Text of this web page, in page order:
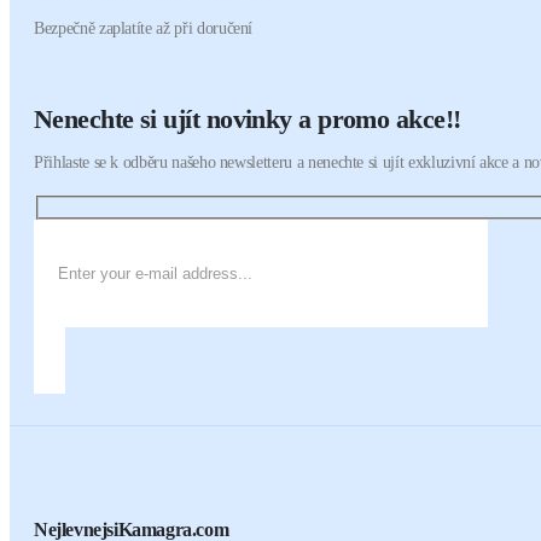
Bezpečně zaplatíte až při doručení
Nenechte si ujít novinky a promo akce!!
Přihlaste se k odběru našeho newsletteru a nenechte si ujít exkluzivní akce a
NejlevnejsiKamagra.com